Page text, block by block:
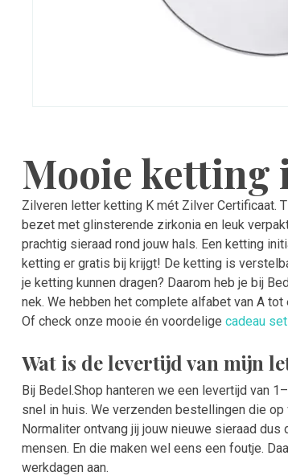
Mooie ketting
Zilveren letter ketting K mét Zilver Certificaat.
bezet met glinsterende zirkonia en leuk
prachtig sieraad rond jouw hals. Een ketting
ketting er gratis bij krijgt! De ketting is
je ketting kunnen dragen? Daarom heb je bij
nek. We hebben het complete alfabet van A
Of check onze mooie én voordelige cadeau
Wat is de levertijd van mijn
Bij Bedel.Shop hanteren we een levertijd van
snel in huis. We verzenden bestellingen die
Normaliter ontvang jij jouw nieuwe sieraad
mensen. En die maken wel eens een foutje.
werkdagen aan.